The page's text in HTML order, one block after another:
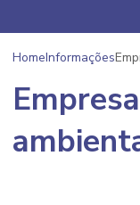
HomeInformações